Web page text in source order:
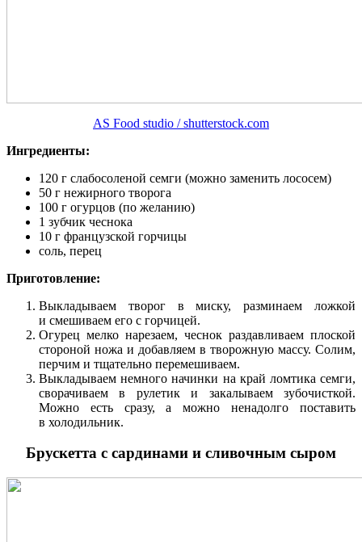
AS Food studio / shutterstock.com
Ингредиенты:
120 г слабосоленой семги (можно заменить лососем)
50 г нежирного творога
100 г огурцов (по желанию)
1 зубчик чеснока
10 г французской горчицы
соль, перец
Приготовление:
Выкладываем творог в миску, разминаем ложкой
и смешиваем его с горчицей.
Огурец мелко нарезаем, чеснок раздавливаем плоской
стороной ножа и добавляем в творожную массу. Солим,
перчим и тщательно перемешиваем.
Выкладываем немного начинки на край ломтика семги,
сворачиваем в рулетик и закалываем зубочисткой.
Можно есть сразу, а можно ненадолго поставить
в холодильник.
Брускетта с сардинами и сливочным сыром